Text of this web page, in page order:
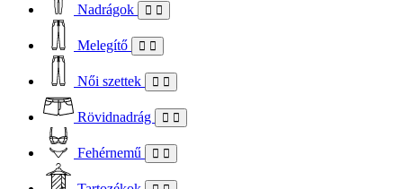
Nadrágok
Melegítő
Női szettek
Rövidnadrág
Fehérnemű